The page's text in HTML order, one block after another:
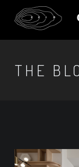
THE